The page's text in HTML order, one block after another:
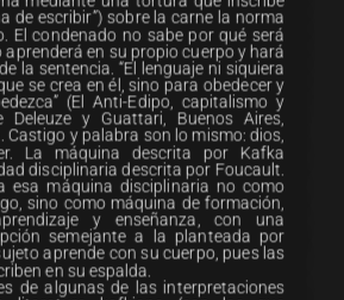
de escribir”) sobre la carne la norma
El condenado no sabe por qué será
en su propio cuerpo y hará
la sentencia. “El lenguaje ni siquiera
se crea en él, sino para obedecer y
(El Anti-Edipo, capitalismo y
Deleuze y Guattari, Buenos Aires,
Castigo y palabra son lo mismo: dios,
La máquina descrita por Kafka
disciplinaria descrita por Foucault.
esa máquina disciplinaria no como
sino como máquina de formación,
y enseñanza, con una
semejante a la planteada por
aprende con su cuerpo, pues las
en su espalda.
de algunas de las interpretaciones